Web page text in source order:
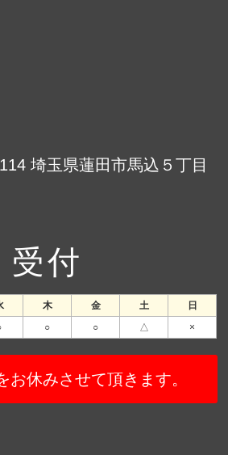
埼玉県蓮田市馬込５丁目
受付
木 金 土
日
○ ○ △ ×
休みさせて頂きます。